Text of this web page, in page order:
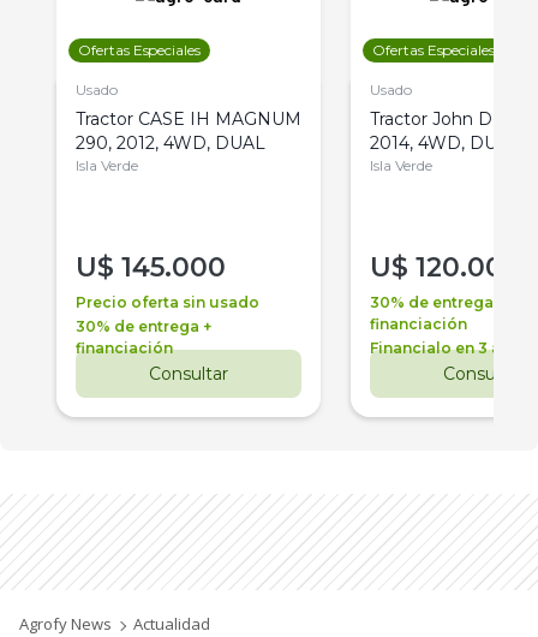
Ofertas Especiales
Usado
Tractor CASE IH MAGNUM
290, 2012, 4WD, DUAL
Isla Verde
U$ 145.000
Precio oferta sin usado
30% de entrega +
financiación
Consultar
Ofertas Especiales
Usado
Tractor John Deere
2014, 4WD, DUAL
Isla Verde
U$ 120.000
30% de entrega +
financiación
Financialo en 3 años
Consultar
Agrofy News Actualidad